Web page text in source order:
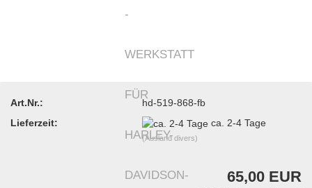
Art.Nr.:
hd-519-868-fb
Lieferzeit:
ca. 2-4 Tage
(Ausland divers)
65,00 EUR